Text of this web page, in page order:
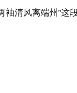
清风离端州”这